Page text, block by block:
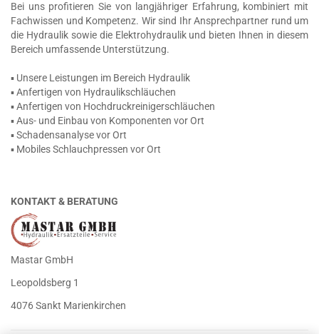
Bei uns profitieren Sie von langjähriger Erfahrung, kombiniert mit
Fachwissen und Kompetenz. Wir sind Ihr Ansprechpartner rund um
die Hydraulik sowie die Elektrohydraulik und bieten Ihnen in diesem
Bereich umfassende Unterstützung.
▪ Unsere Leistungen im Bereich Hydraulik
▪ Anfertigen von Hydraulikschläuchen
▪ Anfertigen von Hochdruckreinigerschläuchen
▪ Aus- und Einbau von Komponenten vor Ort
▪ Schadensanalyse vor Ort
▪ Mobiles Schlauchpressen vor Ort
KONTAKT & BERATUNG
Mastar GmbH
Leopoldsberg 1
4076 Sankt Marienkirchen